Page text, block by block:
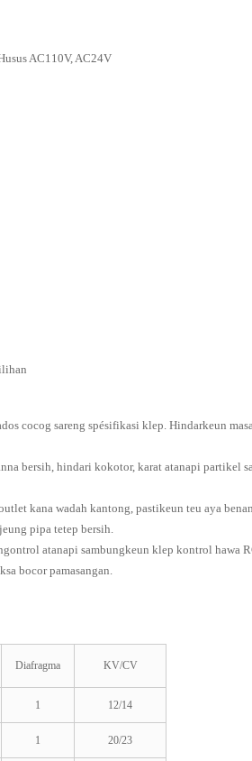
AC110V, AC24V
cocog sareng spésifikasi klep. Hindarkeun
bersih, hindari kokotor, karat atanapi partikel
kana wadah kantong, pastikeun teu aya
pipa tetep bersih.
atanapi sambungkeun klep kontrol hawa
bocor pamasangan.
Diafragma KV/CV
1 12/14
1 20/23